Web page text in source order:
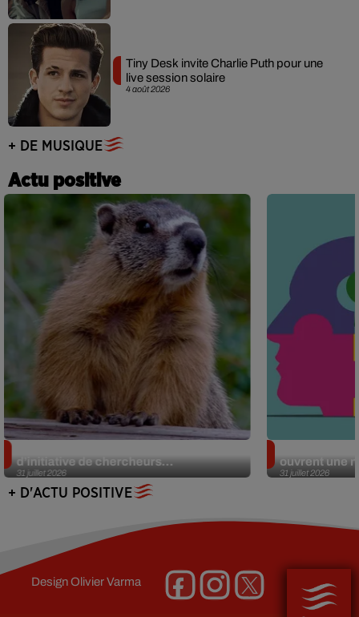
4 août 2026
Tiny Desk invite Charlie Puth pour une
live session solaire
+ DE MUSIQUE
Actu positive
31 juillet 2026
d’initiative de chercheurs...
31 juillet 2026
ouvrent une
+ D'ACTU POSITIVE
DesignOlivier Varma